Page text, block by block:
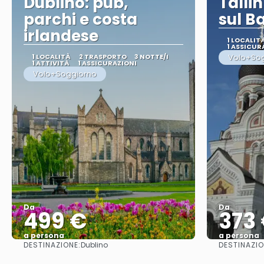
parchi e costa
irlandese
1 LOCALITÀ 2 TRASPORTO 3 NOTTE/I
1 ATTIVITÀ 1 ASSICURAZIONI
Volo+Soggiorno
Da
499 €
a persona
Vedere
DESTINAZIONE:Dublino
sul
1
1
Da
373
a persona